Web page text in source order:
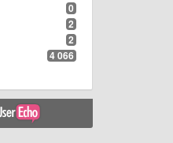
0
2
2
4 066